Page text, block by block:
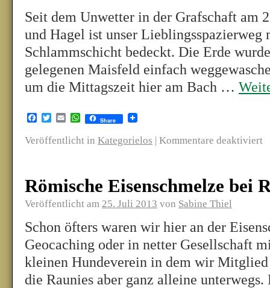
Seit dem Unwetter in der Grafschaft am
und Hagel ist unser Lieblingsspazierweg
Schlammschicht bedeckt. Die Erde
gelegenen Maisfeld einfach
um die Mittagszeit hier am Bach …
Facebook
TwitterEmailWhatsApp
Share
Veröffentlicht in Kategorielos | Kommentare deaktiviert
Römische Eisenschmelze bei
Veröffentlicht am 25. Juli 2013 von Sabine Thiel
Schon öfters waren wir hier an der
Geocaching oder in netter Gesellschaft
kleinen Hundeverein in dem wir
die Raunies aber ganz alleine